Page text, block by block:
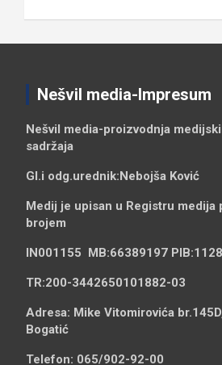
Nešvil media-Impresum
Nešvil media-proizvodnja
sadržaja
Gl.i odg.urednik:Nebojša Ković
Medij je upisan u Registru medija
brojem
IN001155 MB:66389197 PIB:
TR:200-3442650101882-03
Adresa: Mike Vitomirovića
Bogatić
Telefon: 065/902-92-00